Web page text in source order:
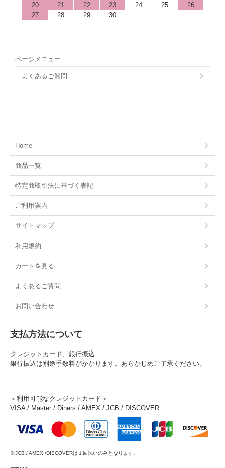
20
21 22 23 24 25
26
27
28 29 30
ページメニュー
よくあるご質問
Home
商品一覧
特定商取引法に基づく表記
ご利用案内
サイトマップ
利用規約
カートを見る
よくあるご質問
お問い合わせ
支払方法について
クレジットカード、銀行振込
銀行振込は別途手数料がかかります。あらかじめご了承ください。
＜利用可能なクレジットカード＞
VISA / Master / Diners / AMEX / JCB / DISCOVER
※JCB / AMEX /DISCOVERは１回払いのみとなります。